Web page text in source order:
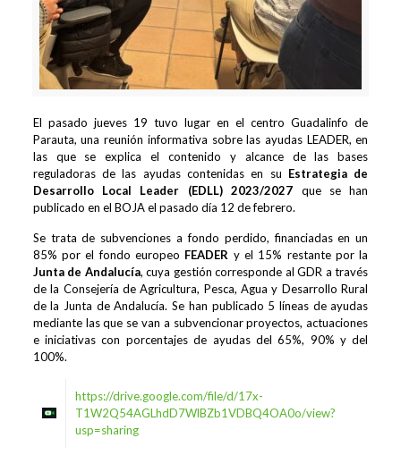
El pasado jueves 19 tuvo lugar en el centro Guadalinfo de
Parauta, una reunión informativa sobre las ayudas LEADER, en
las que se explica el contenido y alcance de las bases
reguladoras de las ayudas contenidas en su Estrategia de
Desarrollo Local Leader (EDLL) 2023/2027 que se han
publicado en el BOJA el pasado día 12 de febrero.
Se trata de subvenciones a fondo perdido, financiadas en un
85% por el fondo europeo FEADER y el 15% restante por la
Junta de Andalucía, cuya gestión corresponde al GDR a través
de la Consejería de Agricultura, Pesca, Agua y Desarrollo Rural
de la Junta de Andalucía. Se han publicado 5 líneas de ayudas
mediante las que se van a subvencionar proyectos, actuaciones
e iniciativas con porcentajes de ayudas del 65%, 90% y del
100%.
https://drive.google.com/file/d/17x-
T1W2Q54AGLhdD7WlBZb1VDBQ4OA0o/view?
usp=sharing